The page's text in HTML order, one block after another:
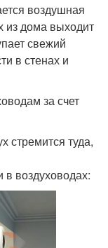
воздушная
из дома выходит
свежий
в стенах и
за счет
стремится туда,
в воздуховодах: